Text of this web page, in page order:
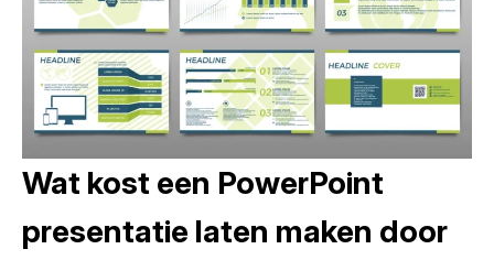
Wat kost een PowerPoint
presentatie laten maken door